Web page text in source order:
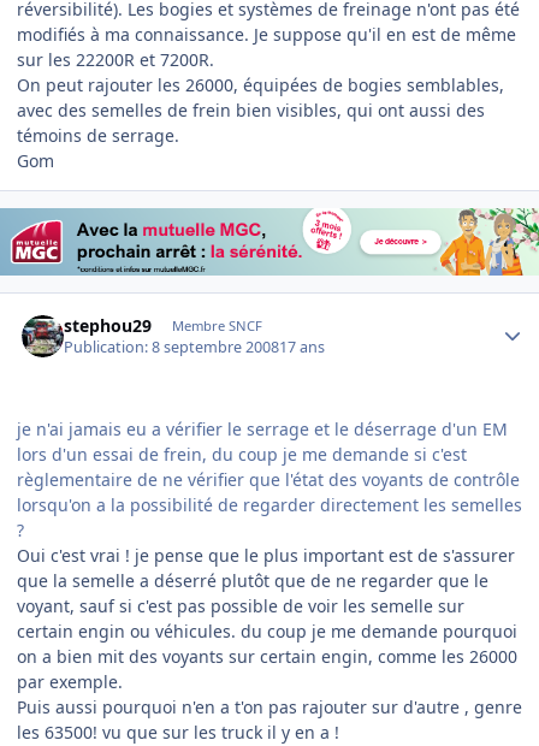
réversibilité). Les bogies et systèmes de freinage n'ont pas été
modifiés à ma connaissance. Je suppose qu'il en est de même
sur les 22200R et 7200R.
On peut rajouter les 26000, équipées de bogies semblables,
avec des semelles de frein bien visibles, qui ont aussi des
témoins de serrage.
Gom
stephou29 Membre SNCF
Publication:8 septembre 200817 ans
je n'ai jamais eu a vérifier le serrage et le déserrage d'un EM
lors d'un essai de frein, du coup je me demande si c'est
règlementaire de ne vérifier que l'état des voyants de contrôle
lorsqu'on a la possibilité de regarder directement les semelles
?
Oui c'est vrai ! je pense que le plus important est de s'assurer
que la semelle a déserré plutôt que de ne regarder que le
voyant, sauf si c'est pas possible de voir les semelle sur
certain engin ou véhicules. du coup je me demande pourquoi
on a bien mit des voyants sur certain engin, comme les 26000
par exemple.
Puis aussi pourquoi n'en a t'on pas rajouter sur d'autre , genre
les 63500! vu que sur les truck il y en a !